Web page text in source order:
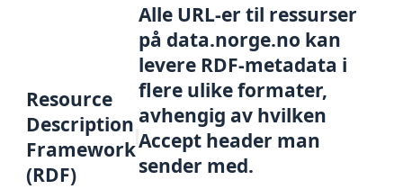
Resource
Description
Framework
(RDF)
Alle URL-er til ressurser
på data.norge.no kan
levere RDF-metadata i
flere ulike formater,
avhengig av hvilken
Accept header man
sender med.